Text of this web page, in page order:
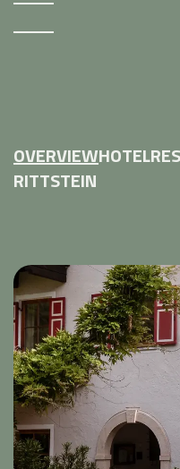
OVERVIEWHOTEL
RITTSTEIN